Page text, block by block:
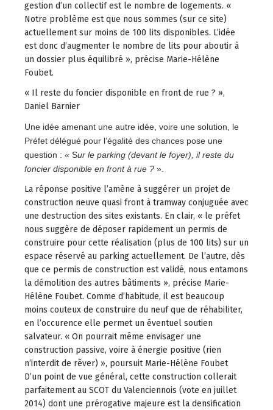
gestion d’un collectif est le nombre de logements. «
Notre problème est que nous sommes (sur ce site)
actuellement sur moins de 100 lits disponibles. L’idée
est donc d’augmenter le nombre de lits pour aboutir à
un dossier plus équilibré », précise Marie-Hélène
Foubet.
« Il reste du foncier disponible en front de rue ? »,
Daniel Barnier
Une idée amenant une autre idée, voire une solution, le
Préfet délégué pour l’égalité des chances pose une
question : « Sur le parking (devant le foyer), il reste du
foncier disponible en front à rue ? ».
La réponse positive l’amène à suggérer un projet de
construction neuve quasi front à tramway conjuguée avec
une destruction des sites existants. En clair, « le préfet
nous suggère de déposer rapidement un permis de
construire pour cette réalisation (plus de 100 lits) sur un
espace réservé au parking actuellement. De l’autre, dès
que ce permis de construction est validé, nous entamons
la démolition des autres bâtiments », précise Marie-
Hélène Foubet. Comme d’habitude, il est beaucoup
moins couteux de construire du neuf que de réhabiliter,
en l’occurence elle permet un éventuel soutien
salvateur. « On pourrait même envisager une
construction passive, voire à énergie positive (rien
n’interdit de rêver) », poursuit Marie-Hélène Foubet
D’un point de vue général, cette construction collerait
parfaitement au SCOT du Valenciennois (vote en juillet
2014) dont une prérogative majeure est la densification